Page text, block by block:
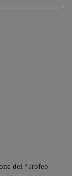
del “Trofeo